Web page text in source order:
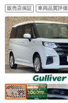
販売店保証 車両品質評